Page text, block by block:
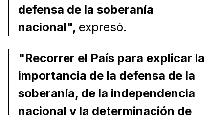
defensa de la soberanía
nacional", expresó.
"Recorrer el País para explicar la
importancia de la defensa de la
soberanía, de la independencia
nacional y la determinación de